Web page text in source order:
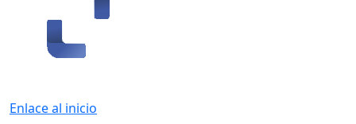
Enlace al inicio